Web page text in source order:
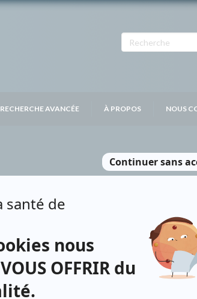
RECHERCHE AVANCÉE À PROPOS NOUS
L M N O P U